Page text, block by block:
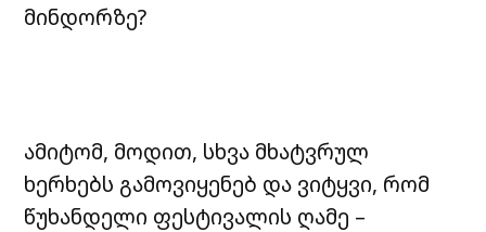
მინდორზე?
ამიტომ, მოდით, სხვა მხატვრულ
ხერხებს გამოვიყენებ და ვიტყვი, რომ
წუხანდელი ფესტივალის ღამე –